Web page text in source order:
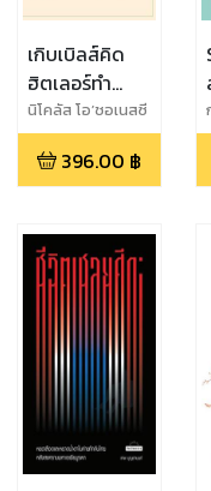
เกิบเบิลส์คิด
ฮิตเลอร์ทำ
:SELLING
HITLER
นิโคลัส โอ’ชอเนสซี
396.00 ฿